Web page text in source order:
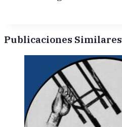
Publicaciones Similares